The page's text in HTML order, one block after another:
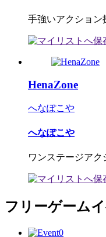
手強いアクション
HenaZone
へなぽこや
へなぽこや
ワンステージアク
フリーゲーム